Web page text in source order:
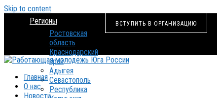
Skip to content
ВСТУПИТЬ В ОРГАНИЗАЦИЮ
Регионы
Ростовская
область
Краснодарский
край
Адыгея
Севастополь
Республика
Главная
О нас
Новости